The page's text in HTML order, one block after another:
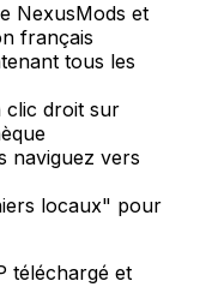
NexusMods et
français
tous les
clic droit sur
naviguez vers
locaux" pour
téléchargé et